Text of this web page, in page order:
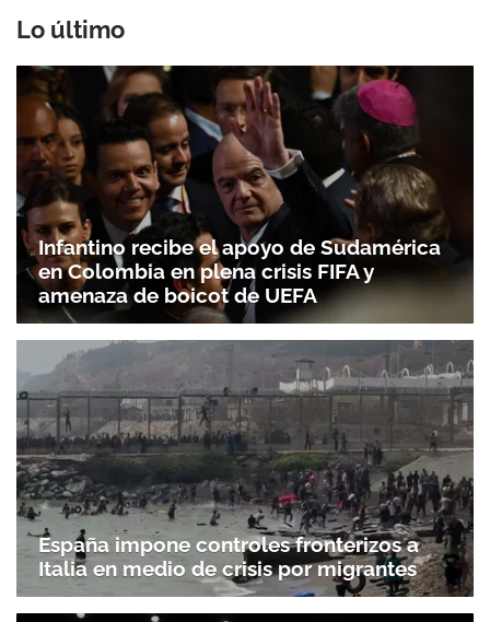
Lo último
Infantino recibe el apoyo de Sudamérica
en Colombia en plena crisis FIFA y
amenaza de boicot de UEFA
España impone controles fronterizos a
Italia en medio de crisis por migrantes